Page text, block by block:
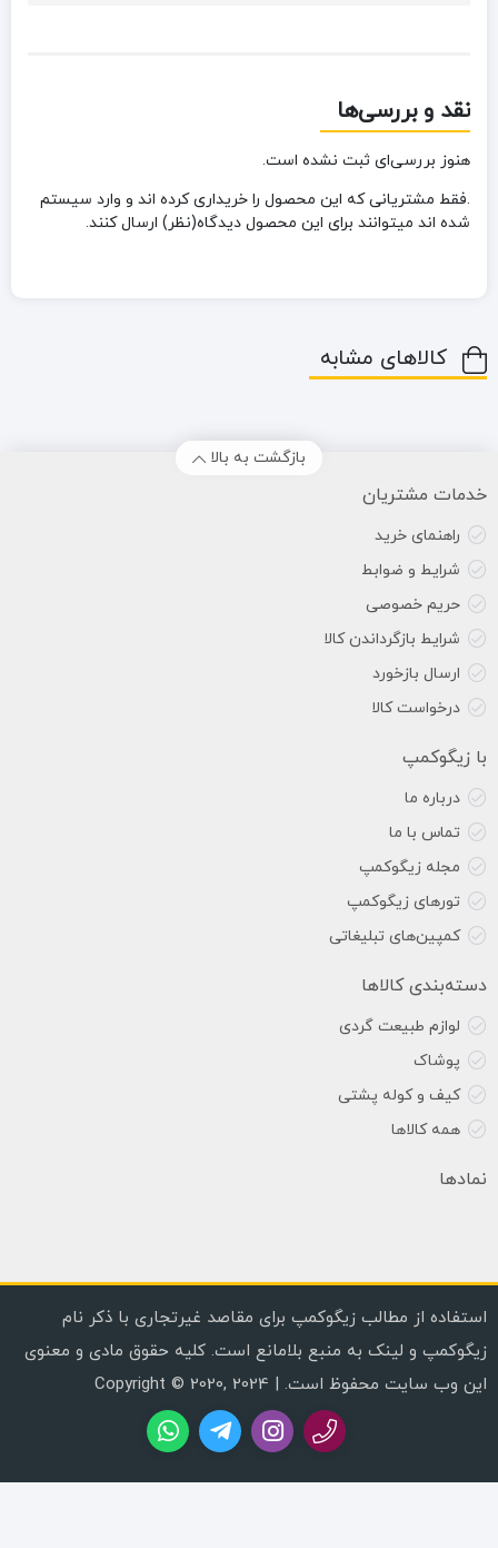
نقد و بررسی‌ها
هنوز بررسی‌ای ثبت نشده است.
.فقط مشتریانی که این محصول را خریداری کرده اند و وارد سیستم
شده اند میتوانند برای این محصول دیدگاه(نظر) ارسال کنند.
کالاهای مشابه
بازگشت به بالا
خدمات مشتریان
راهنمای خرید
شرایط و ضوابط
حریم خصوصی
شرایط بازگرداندن کالا
ارسال بازخورد
درخواست کالا
با زیگوکمپ
درباره ما
تماس با ما
مجله زیگوکمپ
تورهای زیگوکمپ
کمپین‌های تبلیغاتی
دسته‌بندی کالاها
لوازم طبیعت گردی
پوشاک
کیف و کوله پشتی
همه کالاها
نمادها
استفاده از مطالب زیگوکمپ برای مقاصد غیرتجاری با ذکر نام
زیگوکمپ و لینک به منبع بلامانع است. کلیه حقوق مادی و معنوی
این وب سایت محفوظ است. | Copyright © 2020, 2024